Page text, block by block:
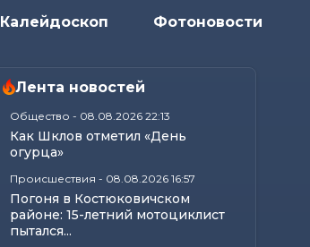
Калейдоскоп Фотоновости
Лента новостей
Общество - 08.08.2026 22:13
Как Шклов отметил «День
огурца»
Происшествия - 08.08.2026 16:57
Погоня в Костюковичском
районе: 15-летний мотоциклист
пытался...